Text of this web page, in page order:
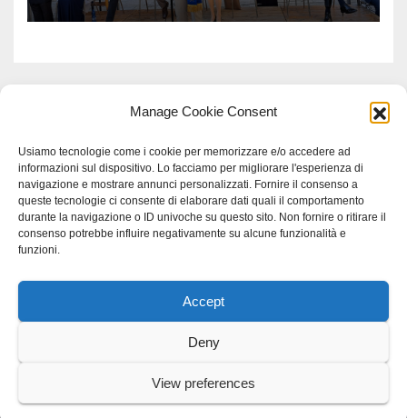
Manage Cookie Consent
Usiamo tecnologie come i cookie per memorizzare e/o accedere ad
informazioni sul dispositivo. Lo facciamo per migliorare l'esperienza di
navigazione e mostrare annunci personalizzati. Fornire il consenso a
queste tecnologie ci consente di elaborare dati quali il comportamento
durante la navigazione o ID univoche su questo sito. Non fornire o ritirare il
consenso potrebbe influire negativamente su alcune funzionalità e
funzioni.
Accept
Deny
View preferences
Proudly powered by WordPress|Tema: Newspaperex di
Scienza studio specialistico bracciano